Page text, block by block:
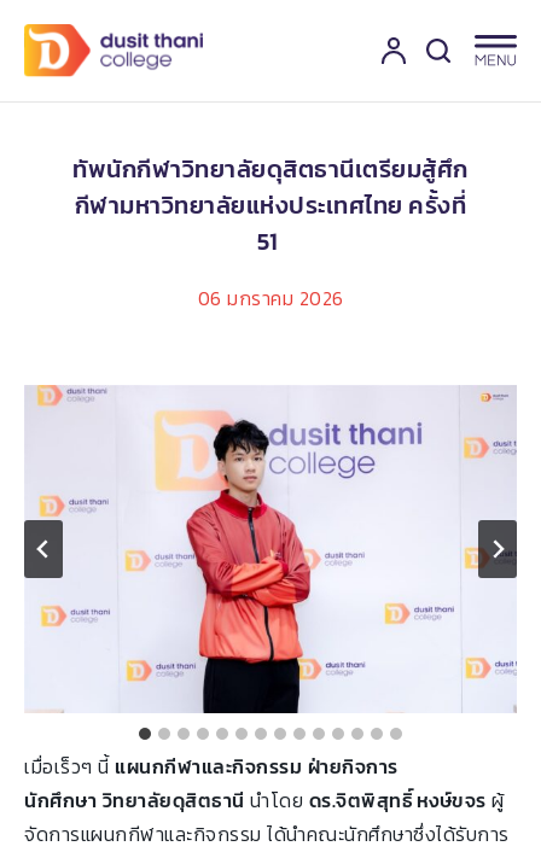
ทัพนักกีฬาวิทยาลัยดุสิตธานีเตรียมสู้ศึก
กีฬามหาวิทยาลัยแห่งประเทศไทย ครั้งที่
51
06 มกราคม 2026
เมื่อเร็วๆ นี้ แผนกกีฬาและกิจกรรม ฝ่ายกิจการ
นักศึกษา วิทยาลัยดุสิตธานี นำโดย ดร.จิตพิสุทธิ์ หงษ์ขจร ผู้
จัดการแผนกกีฬาและกิจกรรม ได้นำคณะนักศึกษาซึ่งได้รับการ